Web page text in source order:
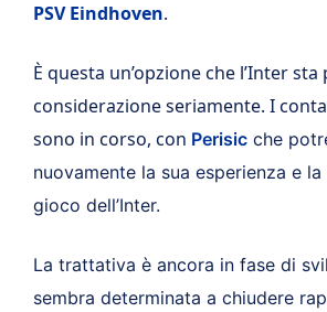
PSV Eindhoven.
È questa un’opzione che l’Inter
considerazione seriamente. I
sono in corso, con Perisic che
nuovamente la sua esperienza e
gioco dell’Inter.
La trattativa è ancora in fase di
sembra determinata a chiudere